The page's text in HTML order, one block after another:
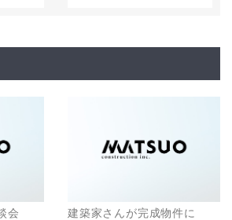
会 建築家さんが完成物件に